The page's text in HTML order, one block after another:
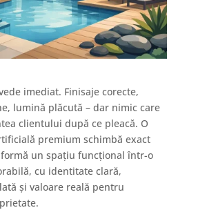
imediat. Finisaje corecte,
lumină plăcută – dar nimic care
clientului după ce pleacă. O
premium schimbă exact
un spațiu funcțional într-o
cu identitate clară,
și valoare reală pentru